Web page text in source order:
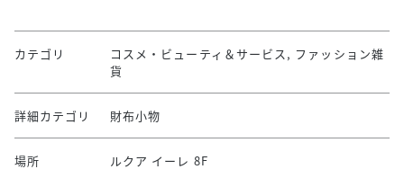
カテゴリ
コスメ・ビューティ＆サービス, ファッション雑
貨
詳細カテゴリ 財布小物
場所 ルクア イーレ 8F